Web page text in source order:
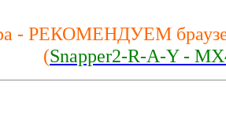
- РЕКОМЕНДУЕМ
(Snapper2-R-A-Y -